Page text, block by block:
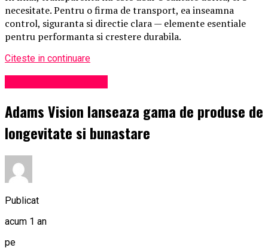
necesitate. Pentru o firma de transport, ea inseamna
control, siguranta si directie clara — elemente esentiale
pentru performanta si crestere durabila.
Citeste in continuare
Adams Vision lanseaza gama de produse de
longevitate si bunastare
Publicat
acum 1 an
pe